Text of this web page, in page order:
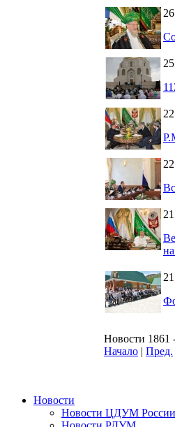
Новости 1861
Начало | Пред.
Новости
Новости ЦДУМ России